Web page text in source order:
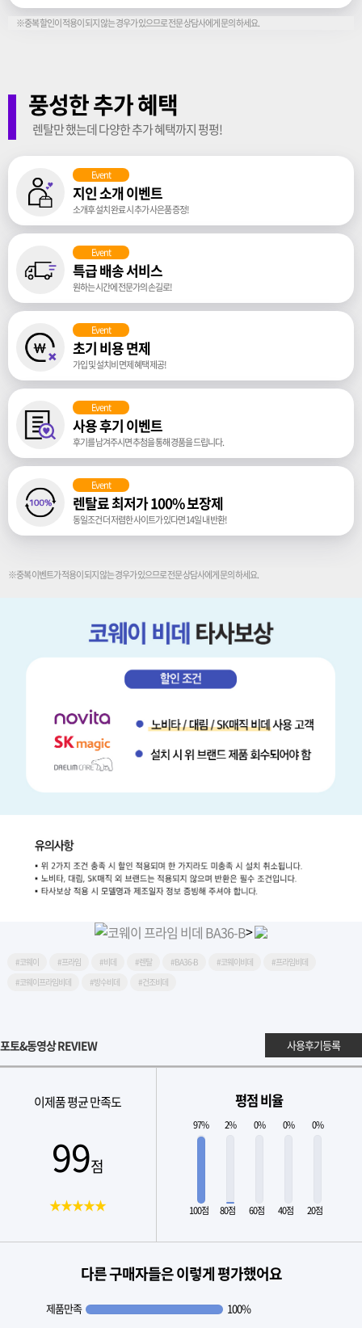
※중복 할인이 적용이 되지 않는 경우가 있으므로 전문 상담사에게 문의 하세요.
풍성한 추가 혜택
렌탈만 했는데 다양한 추가 혜택까지 펑펑!
Event
지인 소개 이벤트
소개후 설치 완료 시 추가 사은품 증정!
Event
특급 배송 서비스
원하는 시간에 전문가의 손길로!
Event
초기 비용 면제
가입 및 설치비 면제 혜택 제공!
Event
사용 후기 이벤트
후기를 남겨주시면 추첨을 통해 경품을 드립니다.
Event
렌탈료 최저가 100% 보장제
동일조건 더 저렴한 사이트가 있다면 14일 내 반환!
※중복 이벤트가 적용이 되지 않는 경우가 있으므로 전문 상담사에게 문의 하세요.
>
#코웨이 #프라임 #비데 #렌탈 #BA36-B #코웨이비데
#프라임비데
#코웨이프라임비데
#방수비데 #건조비데
포토&동영상 REVIEW 사용후기등록
이제품 평균 만족도
99점
★★★★★
평점 비율
97%
100점
2%
80점
0%
60점
0%
40점
0%
20점
다른 구매자들은 이렇게 평가했어요
제품만족 100%